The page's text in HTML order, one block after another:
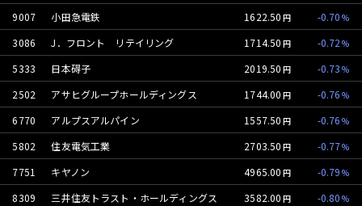
9007
小田急電鉄 1622.50
-0.70
3086
J．フロント リテイリング 1714.50
-0.72
5333
日本碍子 2019.50
-0.73
2502
アサヒグループホールディングス 1744.00
-0.76
6770
アルプスアルパイン 1557.50
-0.76
5802
住友電気工業 2703.50
-0.77
7751
キヤノン 4965.00
-0.79
8309
三井住友トラスト・ホールディングス 3582.00
-0.80